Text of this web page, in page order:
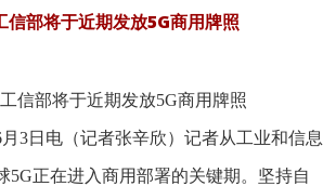
信部将于近期发放5G商用牌照
（记者张辛欣）记者从工业和信息
5G正在进入商用部署的关键期。坚持自